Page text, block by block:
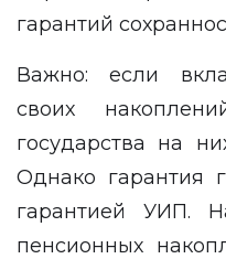
гарантий
Важно: если
своих
государства на
Однако гарантия
гарантией УИП.
пенсионных